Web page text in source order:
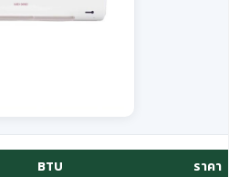
BTU
ราคา